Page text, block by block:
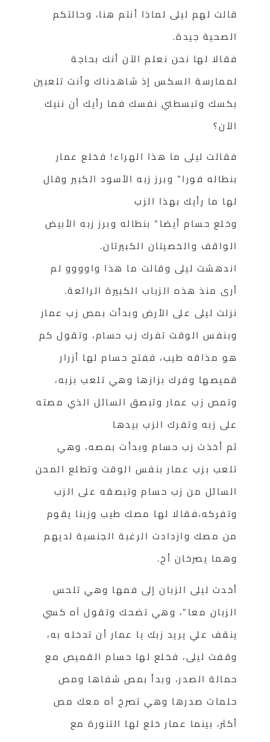
قالت لهم ليلى لماذا أنتم هنا، وحالتكم
الصحية جيدة.
فقالا لها نحن نعلم الآن أنك بحاجة
لممارسة السكس إذ شاهدناك وأنت تلعبين
بكسك وتبسطني نفسك فما رأيك أن ننيك
فقالت ليلى ما هذا الهراء! فخلع عمار
بنطاله فورا” وبرز زبه الأسود الكبير وقال
لها ما رأيك بهذا الزب
وخلع حسام أيضا” بنطاله وبرز زبه الأبيض
الواقف والخصيتان الكبيرتان.
اندهشت ليلى وقالت ما هذا واوووو لم
أرى منذ هذه الزباب الكبيرة الرائعة.
نزلت ليلى على الأرض وبدأت بمص زب عمار
وبنفس الوقت تفرك زب حسام، وتقول كم
هو مذاقه طيب، ففتح حسام لها أزرار
قميصها وفرك بزازها وهي تلعب بزبه،
وتمص زب عمار وتبصق السائل الذي مصته
على زبه وتفرك الزب بيدها
ثم أخذت زب حسام وبدأت بمصه، وهي
تلعب بزب عمار بنفس الوقت وتطلع المحن
السائل من زب حسام وتبصقه على الزب
وتفركه،فقالا لها مصك طيب وزبنا يقوم
من مصك وازدادت الرغبة الجنسية لديهم
وهما يصرخان أخ.
أخدت ليلى الزبان إلى فمها وهي تلحس
الزبان معا”، وهي تضحك وتقول آه كسي
ينقف علي يريد زبك يا عمار أن تدخله به،
وقفت ليلى، فخلع لها حسام القميص مع
حمالة الصدر، وبدأ بمص شفاها ومص
حلمات صدرها وهي تصرخ آه معك مص
أكثر، بينما عمار خلع لها التنورة مع